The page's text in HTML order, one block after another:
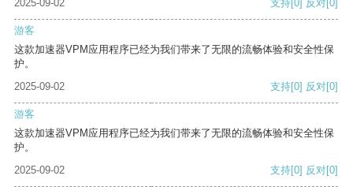
2025-09-02 支持[0] 反对[0]
游客
这款加速器VPM应用程序已经为我们带来了无限的流畅体验和安全性保
护。
2025-09-02
支持[0] 反对[0]
游客
这款加速器VPM应用程序已经为我们带来了无限的流畅体验和安全性保
护。
2025-09-02
支持[0] 反对[0]